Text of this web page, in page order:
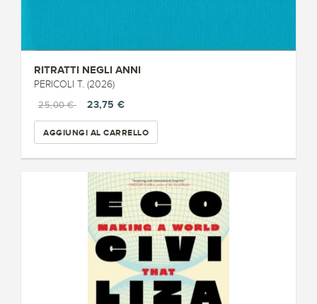
RITRATTI NEGLI ANNI
PERICOLI T. (2026)
25,00 €
23,75 €
AGGIUNGI AL CARRELLO